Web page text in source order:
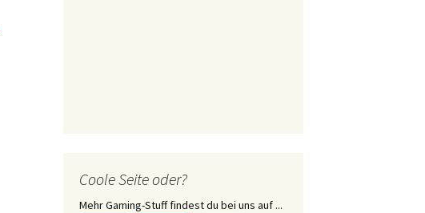
Coole Seite oder?
Mehr Gaming-Stuff findest du bei uns auf ...